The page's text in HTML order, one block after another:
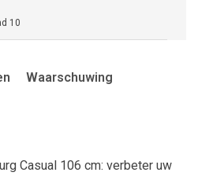
10
Waarschuwing
Casual 106 cm: verbeter uw